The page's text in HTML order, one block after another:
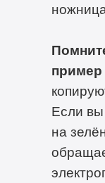
пример
Если вы
на